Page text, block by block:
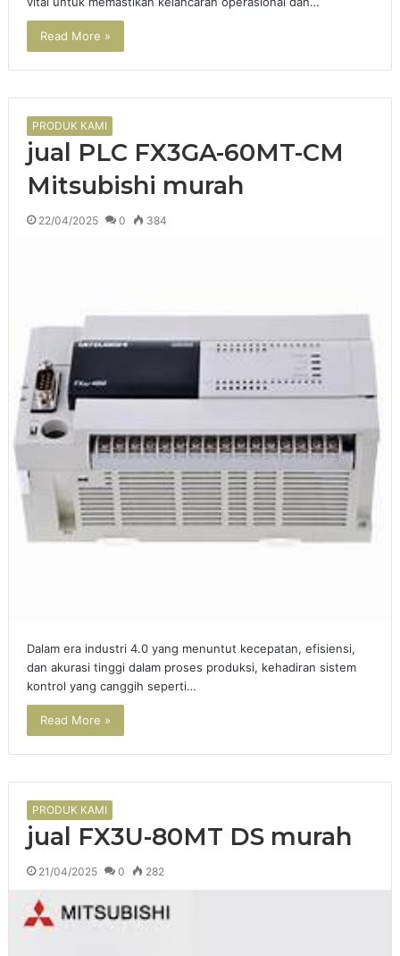
Read More »
PRODUK KAMI
jual PLC FX3GA-60MT-CM
Mitsubishi murah
22/04/2025 0 384
Dalam era industri 4.0 yang menuntut kecepatan, efisiensi,
dan akurasi tinggi dalam proses produksi, kehadiran sistem
kontrol yang canggih seperti…
Read More »
PRODUK KAMI
jual FX3U-80MT DS murah
21/04/2025 0 282